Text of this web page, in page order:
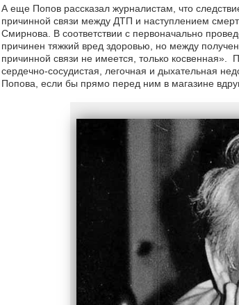
А еще Попов рассказал журналистам, что
причинной связи между ДТП и наступлением
Смирнова. В соответствии с первоначально
причинен тяжкий вред здоровью, но между
причинной связи не имеется, только
сердечно-сосудистая, легочная и дыхательная
Попова, если бы прямо перед ним в магазине